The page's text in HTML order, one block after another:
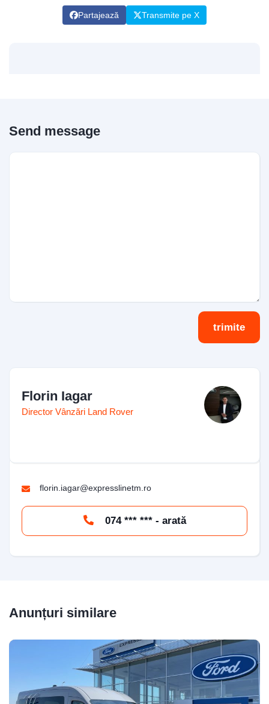
Partajează Transmite pe X
Send message
trimite
Florin Iagar
Director Vânzări Land Rover
florin.iagar@expresslinetm.ro
074 *** *** - arată
Anunțuri similare